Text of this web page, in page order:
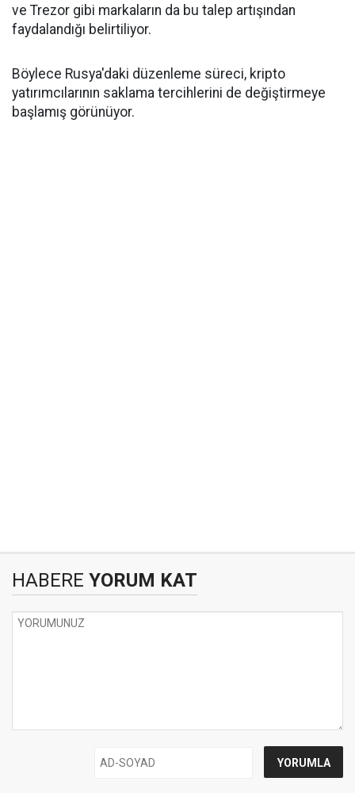
ve Trezor gibi markaların da bu talep artışından
faydalandığı belirtiliyor.
Böylece Rusya'daki düzenleme süreci, kripto
yatırımcılarının saklama tercihlerini de değiştirmeye
başlamış görünüyor.
HABERE YORUM KAT